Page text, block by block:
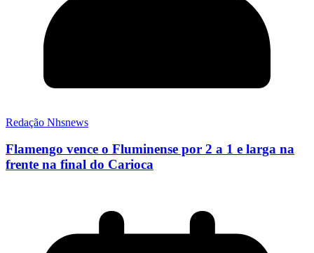
Redação Nhsnews
Flamengo vence o Fluminense por 2 a 1 e larga na
frente na final do Carioca